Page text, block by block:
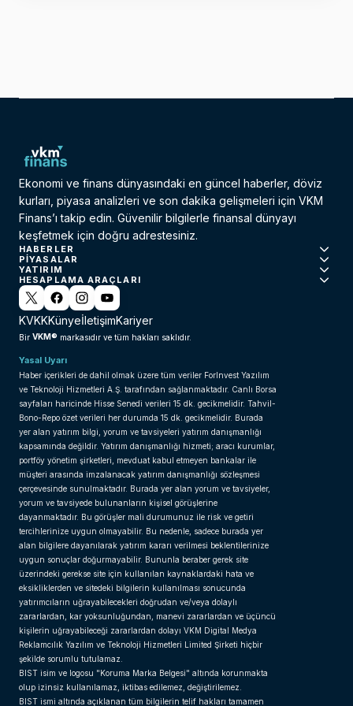
Ekonomi ve finans dünyasındaki en güncel haberler, döviz
kurları, piyasa analizleri ve son dakika gelişmeleri için VKM
Finans’ı takip edin. Güvenilir bilgilerle finansal dünyayı
keşfetmek için doğru adrestesiniz.
HABERLER
PIYASALAR
YATIRIM
HESAPLAMA ARAÇLARI
KVKKKünyeİletişimKariyer
Bir VKM® markasıdır ve tüm hakları saklıdır.
Yasal Uyarı
Haber içerikleri de dahil olmak üzere tüm veriler ForInvest Yazılım
ve Teknoloji Hizmetleri A.Ş. tarafından sağlanmaktadır. Canlı Borsa
sayfaları haricinde Hisse Senedi verileri 15 dk. gecikmelidir. Tahvil-
Bono-Repo özet verileri her durumda 15 dk. gecikmelidir. Burada
yer alan yatırım bilgi, yorum ve tavsiyeleri yatırım danışmanlığı
kapsamında değildir. Yatırım danışmanlığı hizmeti; aracı kurumlar,
portföy yönetim şirketleri, mevduat kabul etmeyen bankalar ile
müşteri arasında imzalanacak yatırım danışmanlığı sözleşmesi
çerçevesinde sunulmaktadır. Burada yer alan yorum ve tavsiyeler,
yorum ve tavsiyede bulunanların kişisel görüşlerine
dayanmaktadır. Bu görüşler mali durumunuz ile risk ve getiri
tercihlerinize uygun olmayabilir. Bu nedenle, sadece burada yer
alan bilgilere dayanılarak yatırım kararı verilmesi beklentilerinize
uygun sonuçlar doğurmayabilir. Bununla beraber gerek site
üzerindeki gerekse site için kullanılan kaynaklardaki hata ve
eksikliklerden ve sitedeki bilgilerin kullanılması sonucunda
yatırımcıların uğrayabilecekleri doğrudan ve/veya dolaylı
zararlardan, kar yoksunluğundan, manevi zararlardan ve üçüncü
kişilerin uğrayabileceği zararlardan dolayı VKM Digital Medya
Reklamcılık Yazılım ve Teknoloji Hizmetleri Limited Şirketi hiçbir
şekilde sorumlu tutulamaz.
BIST isim ve logosu "Koruma Marka Belgesi" altında korunmakta
olup izinsiz kullanılamaz, iktibas edilemez, değiştirilemez.
BIST ismi altında açıklanan tüm bilgilerin telif hakları tamamen